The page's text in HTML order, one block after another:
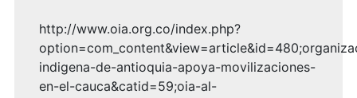
http://www.oia.org.co/index.php?
indigena-de-antioquia-apoya-movilizaciones-
en-el-cauca&catid=59;oia-al-